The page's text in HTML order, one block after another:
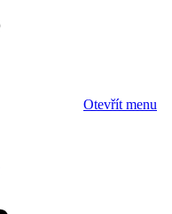
Otevřít menu